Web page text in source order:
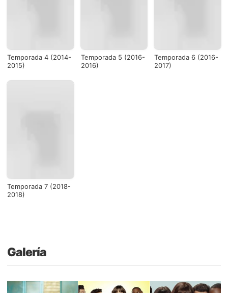
Temporada 4 (2014-
2015)
Temporada 5 (2016-
2016)
Temporada 6 (2016-
2017)
Temporada 7 (2018-
2018)
Galería